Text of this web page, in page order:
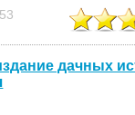
дачных